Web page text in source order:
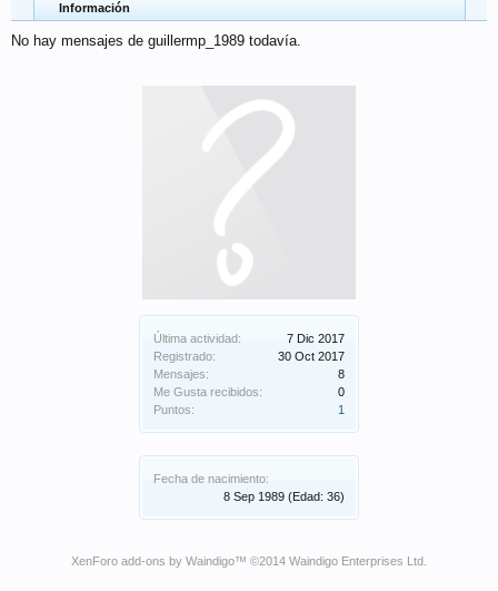
Última actividad:
7 Dic 2017
Registrado:
30 Oct 2017
Mensajes:
8
Me Gusta recibidos:
0
Puntos:
1
Fecha de nacimiento:
8 Sep 1989 (Edad: 36)
Información
No hay mensajes de guillermp_1989 todavía.
XenForo add-ons by Waindigo™ ©2014 Waindigo Enterprises Ltd